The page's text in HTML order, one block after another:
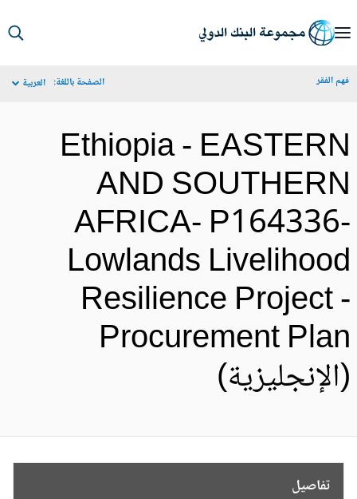
الفقر الصفحة باللغة: العربية
Ethiopia -
AND
AFRICA-
Lowlands
Resilience Project
Procurement
تفاصيل